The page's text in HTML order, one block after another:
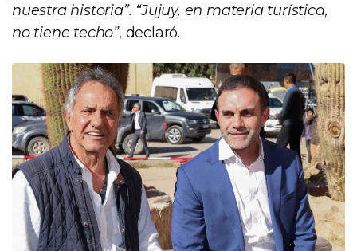
nuestra historia”. “Jujuy, en materia turística,
no tiene techo”, declaró.